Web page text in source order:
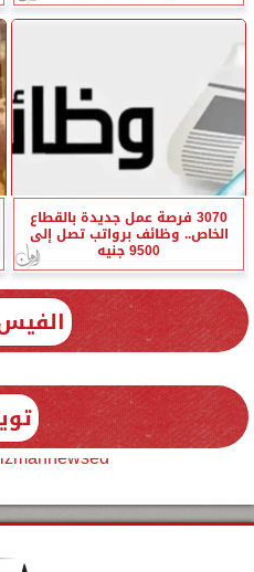
3070 فرصة عمل جديدة بالقطاع
الخاص.. وظائف برواتب تصل إلى
9500 جنيه